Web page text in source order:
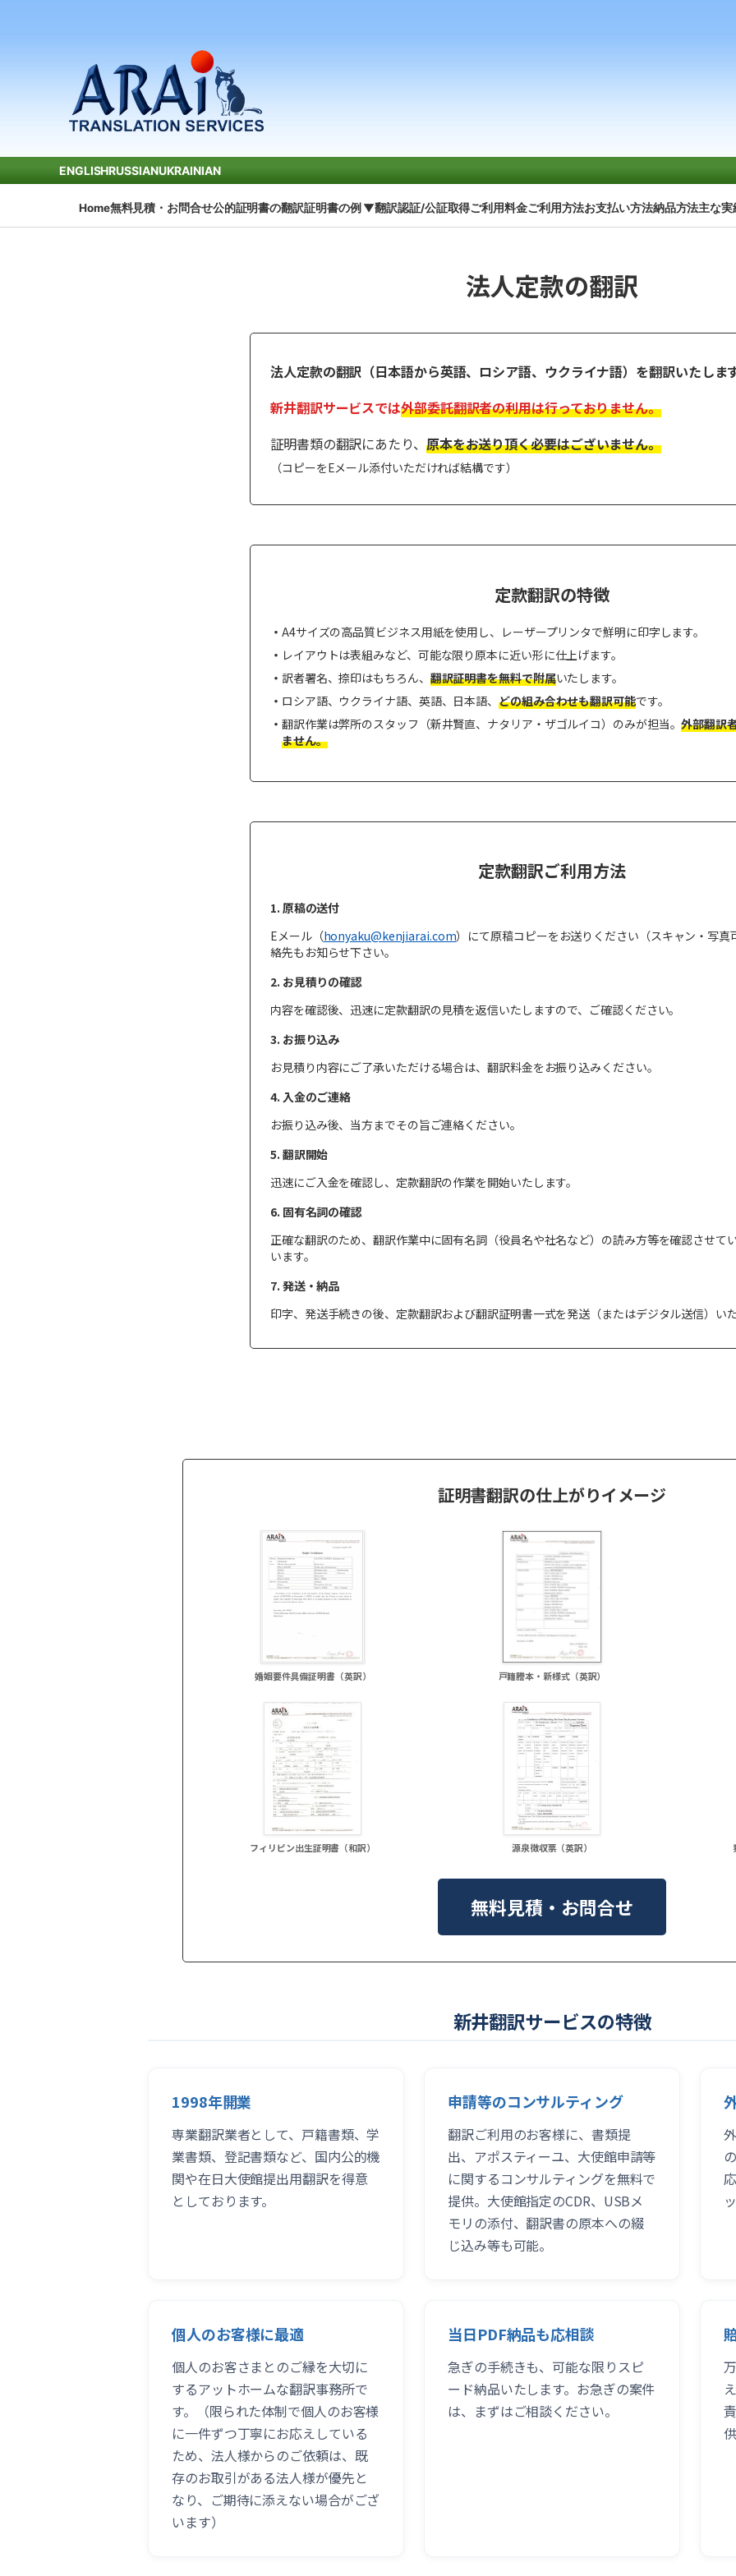
ENGLISHRUSSIANUKRAINIAN
Home無料見積・お問合せ公的証明書の翻訳証明書の例 ▼翻訳認証/公証取得ご利用料金ご利用方法お支払い方法納品方法主な実
法人定款の翻訳
法人定款の翻訳（日本語から英語、ロシア語、ウクライナ語）を翻訳いたします
新井翻訳サービスでは外部委託翻訳者の利用は行っておりません。
証明書類の翻訳にあたり、 原本をお送り頂く必要はございません。
（コピーをEメール添付いただければ結構です）
定款翻訳の特徴
A4サイズの高品質ビジネス用紙を使用し、レーザープリンタで鮮明に印字します。
レイアウトは表組みなど、可能な限り原本に近い形に仕上げます。
訳者署名、捺印はもちろん、 翻訳証明書を無料で附属いたします。
ロシア語、ウクライナ語、英語、日本語、どの組み合わせも翻訳可能です。
翻訳作業は弊所のスタッフ（新井賢直、ナタリア・ザゴルイコ）のみが担当。外部翻訳
ません。
定款翻訳ご利用方法
1. 原稿の送付
Eメール（honyaku@kenjiarai.com）にて原稿コピーをお送りください（スキャン・写真
絡先もお知らせ下さい。
2. お見積りの確認
内容を確認後、迅速に定款翻訳の見積を返信いたしますので、ご確認ください。
3. お振り込み
お見積り内容にご了承いただける場合は、翻訳料金をお振り込みください。
4. 入金のご連絡
お振り込み後、当方までその旨ご連絡ください。
5. 翻訳開始
迅速にご入金を確認し、定款翻訳の作業を開始いたします。
6. 固有名詞の確認
正確な翻訳のため、翻訳作業中に固有名詞（役員名や社名など）の読み方等を確認させて
います。
7. 発送・納品
印字、発送手続きの後、定款翻訳および翻訳証明書一式を発送（またはデジタル送信）いた
証明書翻訳の仕上がりイメージ
婚姻要件具備証明書（英訳） 戸籍謄本・新様式（英訳）
フィリピン出生証明書（和訳） 源泉徴収票（英訳）
無料見積・お問合せ
新井翻訳サービスの特徴
1998年開業
専業翻訳業者として、戸籍書類、学
業書類、登記書類など、国内公的機
関や在日大使館提出用翻訳を得意
としております。
申請等のコンサルティング
翻訳ご利用のお客様に、書類提
出、アポスティーユ、大使館申請等
に関するコンサルティングを無料で
提供。大使館指定のCDR、USBメ
モリの添付、翻訳書の原本への綴
じ込み等も可能。
個人のお客様に最適
個人のお客さまとのご縁を大切に
するアットホームな翻訳事務所で
す。（限られた体制で個人のお客様
に一件ずつ丁寧にお応えしている
ため、法人様からのご依頼は、既
存のお取引がある法人様が優先と
なり、ご期待に添えない場合がござ
います）
当日PDF納品も応相談
急ぎの手続きも、可能な限りスピ
ード納品いたします。お急ぎの案件
は、まずはご相談ください。